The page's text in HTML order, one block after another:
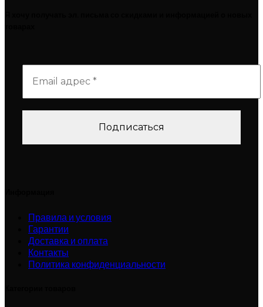
Правила и условия
Гарантии
Доставка и оплата
Контакты
Политика конфиденциальности